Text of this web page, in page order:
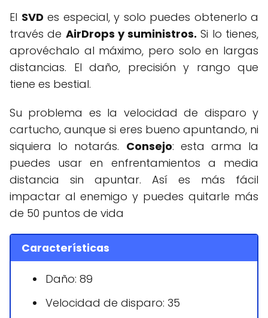
El SVD es especial, y solo puedes obtenerlo a
través de AirDrops y suministros. Si lo tienes,
aprovéchalo al máximo, pero solo en largas
distancias. El daño, precisión y rango que
tiene es bestial.
Su problema es la velocidad de disparo y
cartucho, aunque si eres bueno apuntando, ni
siquiera lo notarás. Consejo: esta arma la
puedes usar en enfrentamientos a media
distancia sin apuntar. Así es más fácil
impactar al enemigo y puedes quitarle más
de 50 puntos de vida
Características
Daño: 89
Velocidad de disparo: 35